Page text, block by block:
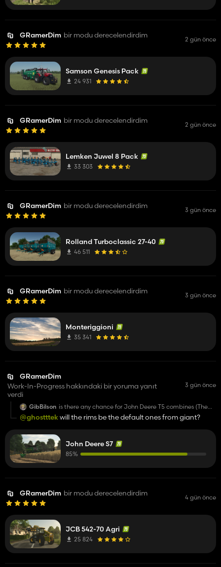
GRamerDim bir modu derecelendirdim 2 gün önce
Samson Genesis Pack
24 931
GRamerDim bir modu derecelendirdim 2 gün önce
Lemken Juwel 8 Pack
33 303
GRamerDim bir modu derecelendirdim 3 gün önce
Rolland Turboclassic 27-40
46 511
GRamerDim bir modu derecelendirdim 3 gün önce
Monteriggioni
35 341
GRamerDim
Work-In-Progress hakkındaki bir yoruma yanıt
verdi
3 gün önce
GibBilson is there any chance for John Deere T5 combines (The
newest ones ) also could you add to this S7 Wheels/Tire
front option
@ghostttekwill the rims be the default ones from giant?
John Deere S7
85%
GRamerDim bir modu derecelendirdim 4 gün önce
JCB 542-70 Agri
25 824